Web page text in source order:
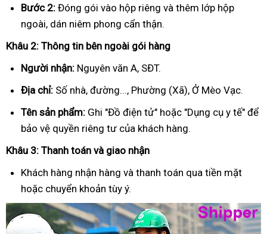
Bước 2: Đóng gói vào hộp riêng và thêm lớp hộp
ngoài, dán niêm phong cẩn thận.
Khâu 2: Thông tin bên ngoài gói hàng
Người nhận: Nguyên văn A, SĐT.
Địa chỉ: Số nhà, đường..., Phường (Xã), Ở Mèo Vạc.
Tên sản phẩm: Ghi "Đồ điện tử" hoặc "Dụng cụ y tế" để
bảo vệ quyền riêng tư của khách hàng.
Khâu 3: Thanh toán và giao nhận
Khách hàng nhận hàng và thanh toán qua tiền mặt
hoặc chuyển khoản tùy ý.